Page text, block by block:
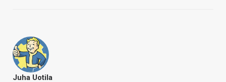
Juha Uotila